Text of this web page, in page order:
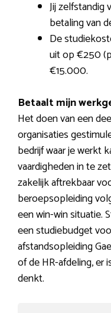
Jij
betaling van
De
uit op €250
€15.000.
Betaalt mijn
Het doen van een
organisaties
bedrijf waar je werkt
vaardigheden in te
zakelijk aftrekbaar
beroepsopleiding
een win-win situatie.
een studiebudget
afstandsopleiding
of de HR-afdeling, er
denkt.